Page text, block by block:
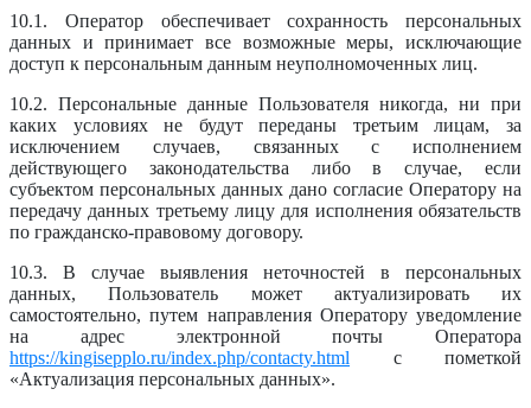
10.1. Оператор обеспечивает сохранность персональных
данных и принимает все возможные меры, исключающие
доступ к персональным данным неуполномоченных лиц.
10.2. Персональные данные Пользователя никогда, ни при
каких условиях не будут переданы третьим лицам, за
исключением случаев, связанных с исполнением
действующего законодательства либо в случае, если
субъектом персональных данных дано согласие Оператору на
передачу данных третьему лицу для исполнения обязательств
по гражданско-правовому договору.
10.3. В случае выявления неточностей в персональных
данных, Пользователь может актуализировать их
самостоятельно, путем направления Оператору уведомление
на адрес электронной почты Оператора
https://kingisepplo.ru/index.php/contacty.html с пометкой
«Актуализация персональных данных».